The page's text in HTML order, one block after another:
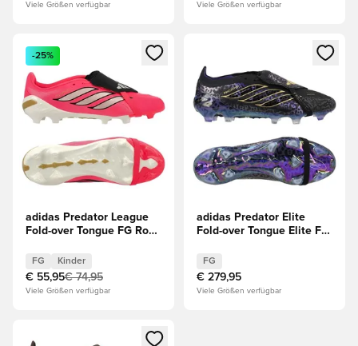
Viele Größen verfügbar Viele Größen verfügbar
Öffnet ein Fenster zum Anmelden oder Registrieren als
-25%
adidas Predator League
Fold-over Tongue FG Road
Turbo/Thermal
Chrome/Schwarz Kinder
FG Kinder
€ 55,95€ 74,95
Viele Größen verfügbar
Öffnet ein Fenster zum
adidas Predator Elite
Fold-over Tongue Elite FG
LIMITED EDITION
FG
€ 279,95
Viele Größen verfügbar
Öffnet ein Fenster zum Anmelden oder Registrieren als